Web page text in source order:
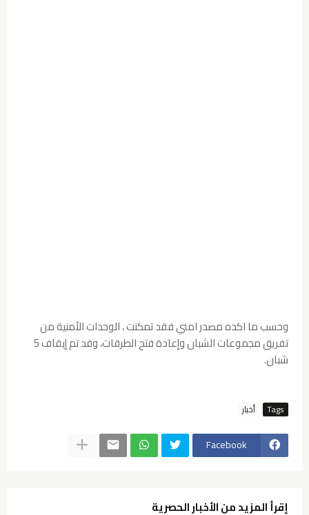
وحسب ما اكده مصدر امني فقد تمكنت ، الوحدات الأمنية من
تفريق مجموعات الشبان وإعادة فتح الطرقات، وقد تم إيقاف 5
شبان.
Tags أخبار
Facebook
إقرأ المزيد من الأخبار الحصرية